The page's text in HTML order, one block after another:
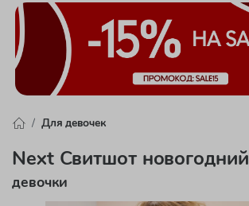
Для девочек
Next Свитшот новогодний
девочки